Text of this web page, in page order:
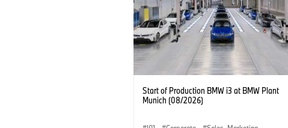
Start of Production BMW i3 at BMW Plant
Munich (08/2026)